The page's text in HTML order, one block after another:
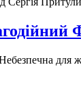
для